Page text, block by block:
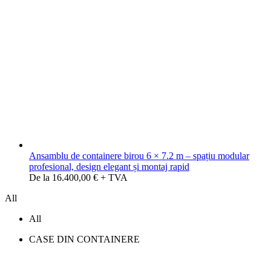
Ansamblu de containere birou 6 × 7.2 m – spațiu modular
profesional, design elegant și montaj rapid
De la 16.400,00 € + TVA
All
All
CASE DIN CONTAINERE